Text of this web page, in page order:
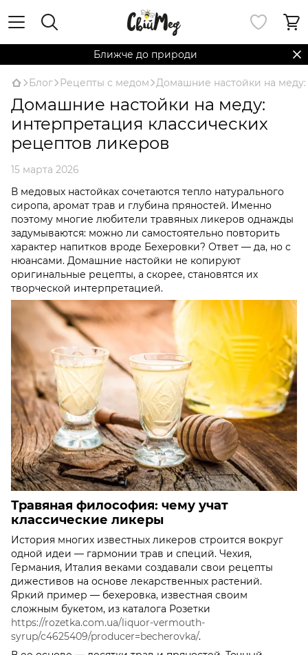
Ближче до природи
Блог Рецепты с медом Домашние настойки на
Домашние настойки на меду:
интерпретация классических
рецептов ликеров
15 марта 2026
В медовых настойках сочетаются тепло натурального
сиропа, аромат трав и глубина пряностей. Именно
поэтому многие любители травяных ликеров однажды
задумываются: можно ли самостоятельно повторить
характер напитков вроде Бехеровки? Ответ — да, но с
нюансами. Домашние настойки не копируют
оригинальные рецепты, а скорее, становятся их
творческой интерпретацией.
Травяная философия: чему учат
классические ликеры
История многих известных ликеров строится вокруг
одной идеи — гармонии трав и специй. Чехия,
Германия, Италия веками создавали свои рецепты
дижестивов на основе лекарственных растений.
Яркий пример — бехеровка, известная своим
сложным букетом, из каталога Розетки
https://rozetka.com.ua/liquor-vermouth-
syrup/c4625409/producer=becherovka/.